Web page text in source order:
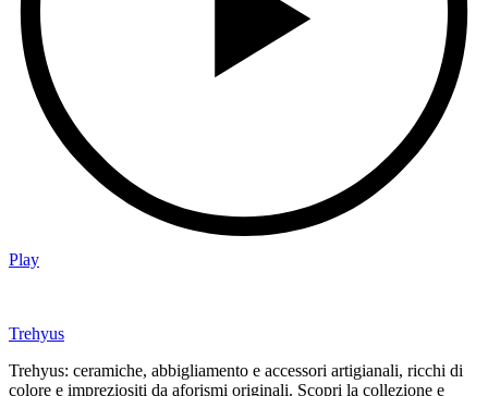
Play
Trehyus
Trehyus: ceramiche, abbigliamento e accessori artigianali, ricchi di
colore e impreziositi da aforismi originali. Scopri la collezione e